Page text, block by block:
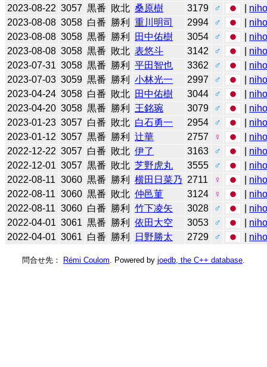
2023-08-22 3057 黒番 敗北 桑原樹 3179 ♂
2023-08-08 3058 白番 勝利 重川明司 2994 ♂
2023-08-08 3058 黒番 勝利 田中佑樹 3054 ♂
2023-08-08 3058 黒番 敗北 表悠斗 3142 ♂
2023-07-31 3058 黒番 勝利 平田智也 3362 ♂
2023-07-03 3059 黒番 勝利 小林光一 2997 ♂
2023-04-24 3058 白番 敗北 田中佑樹 3044 ♂
2023-04-20 3058 黒番 勝利 王銘琬 3079 ♂
2023-01-23 3057 白番 敗北 白石勇一 2954 ♂
2023-01-12 3057 黒番 勝利 辻華 2757 ♀
2022-12-22 3057 白番 敗北 伊了 3163 ♂
2022-12-01 3057 黒番 敗北 芝野虎丸 3555 ♂
2022-08-11 3060 黒番 勝利 横田日菜乃 2711 ♀
2022-08-11 3060 黒番 敗北 仲邑菫 3124 ♀
2022-08-11 3060 白番 勝利 竹下凌矢 3028 ♂
2022-04-01 3061 黒番 勝利 依田大空 3053 ♂
2022-04-01 3061 白番 勝利 日野勝太 2729 ♂
問合せ先： Rémi Coulom . Powered by joedb, the C++ database